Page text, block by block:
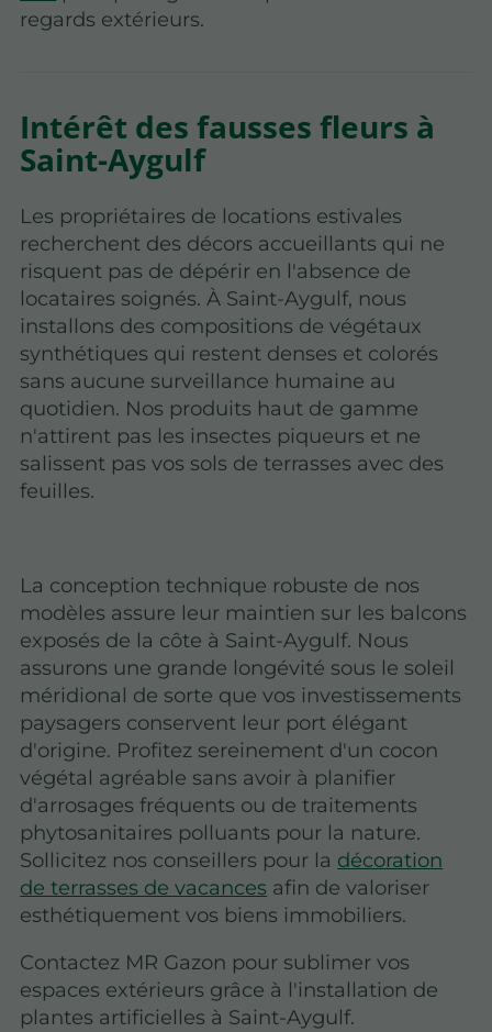
regards extérieurs.
Intérêt des fausses fleurs à
Saint-Aygulf
Les propriétaires de locations estivales
recherchent des décors accueillants qui ne
risquent pas de dépérir en l'absence de
locataires soignés. À Saint-Aygulf, nous
installons des compositions de végétaux
synthétiques qui restent denses et colorés
sans aucune surveillance humaine au
quotidien. Nos produits haut de gamme
n'attirent pas les insectes piqueurs et ne
salissent pas vos sols de terrasses avec des
feuilles.
La conception technique robuste de nos
modèles assure leur maintien sur les balcons
exposés de la côte à Saint-Aygulf. Nous
assurons une grande longévité sous le soleil
méridional de sorte que vos investissements
paysagers conservent leur port élégant
d'origine. Profitez sereinement d'un cocon
végétal agréable sans avoir à planifier
d'arrosages fréquents ou de traitements
phytosanitaires polluants pour la nature.
Sollicitez nos conseillers pour la décoration
de terrasses de vacances afin de valoriser
esthétiquement vos biens immobiliers.
Contactez MR Gazon pour sublimer vos
espaces extérieurs grâce à l'installation de
plantes artificielles à Saint-Aygulf.